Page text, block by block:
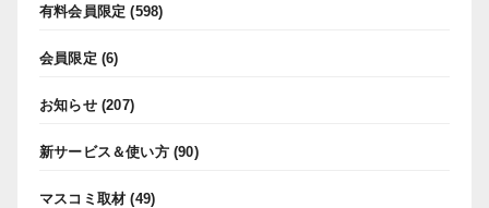
有料会員限定 (598)
会員限定 (6)
お知らせ(207)
新サービス＆使い方(90)
マスコミ取材 (49)